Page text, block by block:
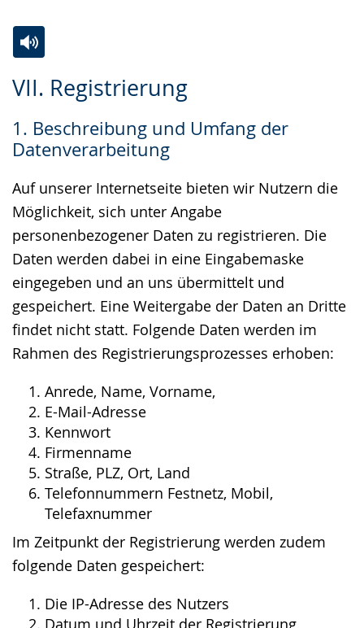
VII. Registrierung
1. Beschreibung und Umfang der
Datenverarbeitung
Auf unserer Internetseite bieten wir Nutzern die
Möglichkeit, sich unter Angabe
personenbezogener Daten zu registrieren. Die
Daten werden dabei in eine Eingabemaske
eingegeben und an uns übermittelt und
gespeichert. Eine Weitergabe der Daten an Dritte
findet nicht statt. Folgende Daten werden im
Rahmen des Registrierungsprozesses erhoben:
Anrede, Name, Vorname,
E-Mail-Adresse
Kennwort
Firmenname
Straße, PLZ, Ort, Land
Telefonnummern Festnetz, Mobil,
Telefaxnummer
Im Zeitpunkt der Registrierung werden zudem
folgende Daten gespeichert:
Die IP-Adresse des Nutzers
Datum und Uhrzeit der Registrierung
Leichten
wechseln.
Audio-
Video
Deutscher
wird
angezeigt.